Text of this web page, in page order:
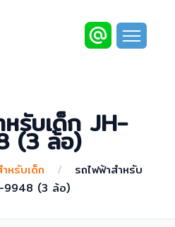
หรับเด็ก JH-
(3 ล้อ)
หรับเด็ก /
รถไฟฟ้าสำหรับ
9948 (3 ล้อ)